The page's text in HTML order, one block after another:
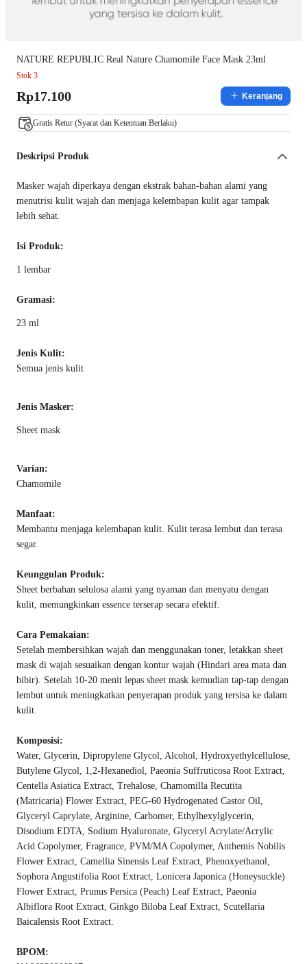
NATURE REPUBLIC Real Nature Chamomile Face Mask 23ml
Stok 3
Rp17.100 Keranjang
Gratis Retur (Syarat dan Ketentuan Berlaku)
Deskripsi Produk
Masker wajah diperkaya dengan ekstrak bahan-bahan alami yang
menutrisi kulit wajah dan menjaga kelembapan kulit agar tampak
lebih sehat.
Isi Produk:
1 lembar
Gramasi:
23 ml
Jenis Kulit:
Semua jenis kulit
Jenis Masker:
Sheet mask
Varian:
Chamomile
Manfaat:
Membantu menjaga kelembapan kulit. Kulit terasa lembut dan terasa
segar.
Keunggulan Produk:
Sheet berbahan selulosa alami yang nyaman dan menyatu dengan
kulit, memungkinkan essence terserap secara efektif.
Cara Pemakaian:
Setelah membersihkan wajah dan menggunakan toner, letakkan sheet
mask di wajah sesuaikan dengan kontur wajah (Hindari area mata dan
bibir). Setelah 10-20 menit lepas sheet mask kemudian tap-tap dengan
lembut untuk meningkatkan penyerapan produk yang tersisa ke dalam
kulit.
Komposisi:
Water, Glycerin, Dipropylene Glycol, Alcohol, Hydroxyethylcellulose,
Butylene Glycol, 1,2-Hexanediol, Paeonia Suffruticosa Root Extract,
Centella Asiatica Extract, Trehalose, Chamomilla Recutita
(Matricaria) Flower Extract, PEG-60 Hydrogenated Castor Oil,
Glyceryl Caprylate, Arginine, Carbomer, Ethylhexylglycerin,
Disodium EDTA, Sodium Hyaluronate, Glyceryl Acrylate/Acrylic
Acid Copolymer, Fragrance, PVM/MA Copolymer, Anthemis Nobilis
Flower Extract, Camellia Sinensis Leaf Extract, Phenoxyethanol,
Sophora Angustifolia Root Extract, Lonicera Japonica (Honeysuckle)
Flower Extract, Prunus Persica (Peach) Leaf Extract, Paeonia
Albiflora Root Extract, Ginkgo Biloba Leaf Extract, Scutellaria
Baicalensis Root Extract.
BPOM: